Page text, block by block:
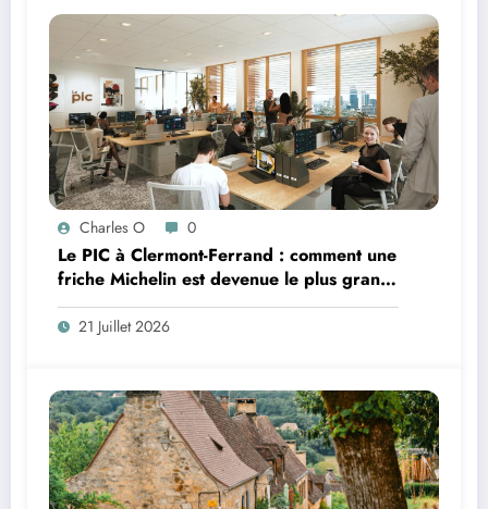
Charles O 0
Le PIC à Clermont-Ferrand : comment une
friche Michelin est devenue le plus grand
coworking de France ?
21 Juillet 2026